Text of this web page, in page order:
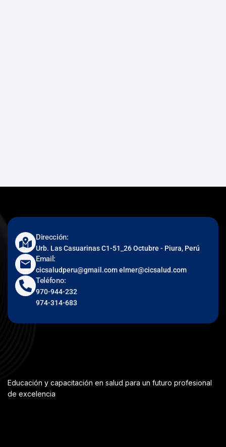
Dirección:
Urb. Las Casuarinas C1-51_26 Octubre - Piura, Perú
Email:
cicsaludperu@gmail.com elmer@cicsalud.com
Teléfono:
970-944-232
974-314-683
Educación y capacitación en salud para un futuro profesional
de excelencia